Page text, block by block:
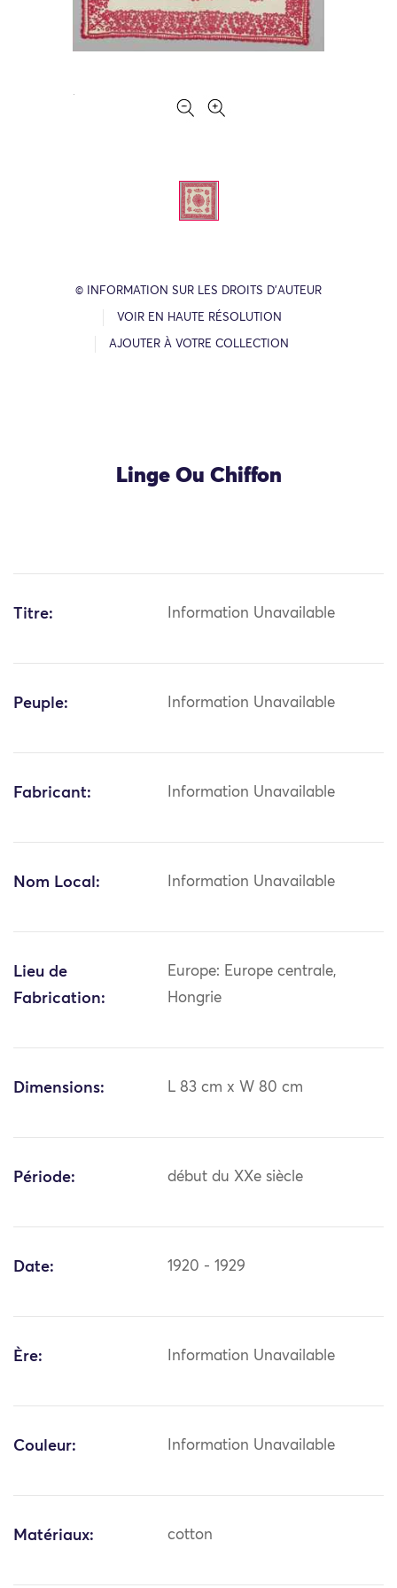
© INFORMATION SUR LES DROITS D’AUTEUR
VOIR EN HAUTE RÉSOLUTION
AJOUTER À VOTRE COLLECTION
Linge Ou Chiffon
Titre: Information Unavailable
Peuple: Information Unavailable
Fabricant: Information Unavailable
Nom Local: Information Unavailable
Lieu de
Fabrication:
Europe: Europe centrale,
Hongrie
Dimensions: L 83 cm x W 80 cm
Période: début du XXe siècle
Date: 1920 - 1929
Ère: Information Unavailable
Couleur: Information Unavailable
Matériaux: cotton